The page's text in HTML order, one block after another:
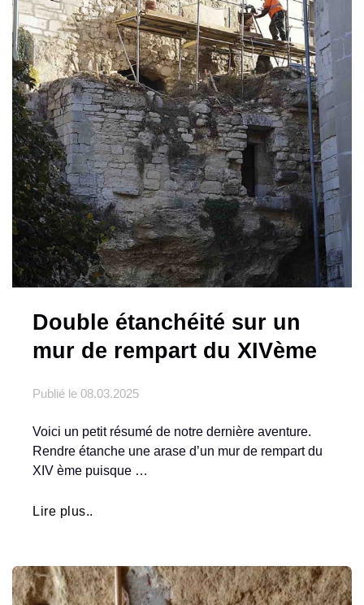
Double étanchéité sur un
mur de rempart du XIVème
Publié le 08.03.2025
Voici un petit résumé de notre dernière aventure.
Rendre étanche une arase d’un mur de rempart du
XIV ème puisque …
Lire plus..